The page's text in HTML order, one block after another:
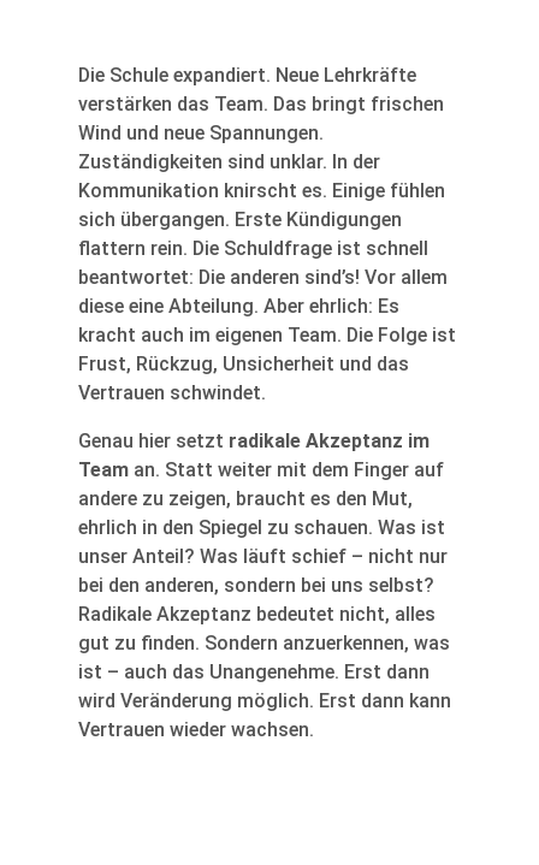
Die Schule expandiert. Neue Lehrkräfte
verstärken das Team. Das bringt frischen
Wind und neue Spannungen.
Zuständigkeiten sind unklar. In der
Kommunikation knirscht es. Einige fühlen
sich übergangen. Erste Kündigungen
flattern rein. Die Schuldfrage ist schnell
beantwortet: Die anderen sind’s! Vor allem
diese eine Abteilung. Aber ehrlich: Es
kracht auch im eigenen Team. Die Folge ist
Frust, Rückzug, Unsicherheit und das
Vertrauen schwindet.
Genau hier setzt radikale Akzeptanz im
Teaman. Statt weiter mit dem Finger auf
andere zu zeigen, braucht es den Mut,
ehrlich in den Spiegel zu schauen. Was ist
unser Anteil? Was läuft schief – nicht nur
bei den anderen, sondern bei uns selbst?
Radikale Akzeptanz bedeutet nicht, alles
gut zu finden. Sondern anzuerkennen, was
ist – auch das Unangenehme. Erst dann
wird Veränderung möglich. Erst dann kann
Vertrauen wieder wachsen.